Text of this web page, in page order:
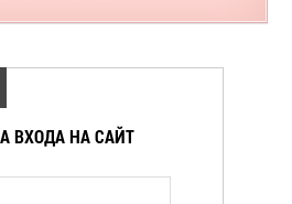
ВХОДА НА САЙТ